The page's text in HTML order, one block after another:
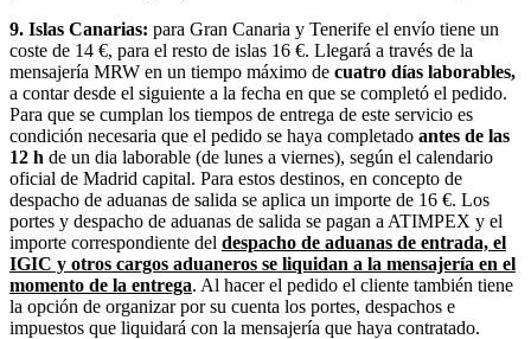
9. Islas Canarias: para Gran Canaria y Tenerife el envío tiene un
coste de 14 €, para el resto de islas 16 €. Llegará a través de la
mensajería MRW en un tiempo máximo de cuatro días laborables,
a contar desde el siguiente a la fecha en que se completó el pedido.
Para que se cumplan los tiempos de entrega de este servicio es
condición necesaria que el pedido se haya completado antes de las
12 h de un dia laborable (de lunes a viernes), según el calendario
oficial de Madrid capital. Para estos destinos, en concepto de
despacho de aduanas de salida se aplica un importe de 16 €. Los
portes y despacho de aduanas de salida se pagan a ATIMPEX y el
importe correspondiente del despacho de aduanas de entrada, el
IGIC y otros cargos aduaneros se liquidan a la mensajería en el
momento de la entrega. Al hacer el pedido el cliente también tiene
la opción de organizar por su cuenta los portes, despachos e
impuestos que liquidará con la mensajería que haya contratado.